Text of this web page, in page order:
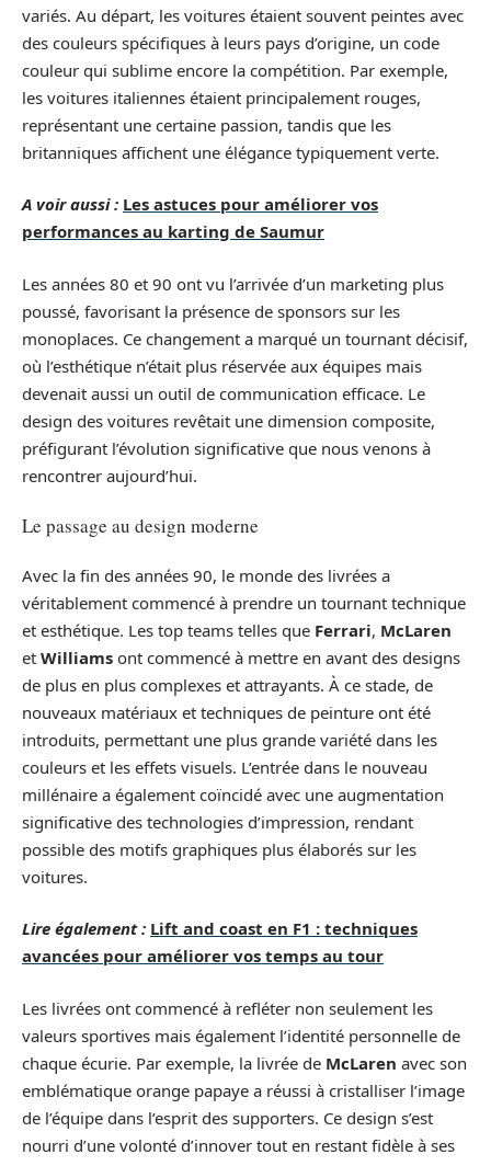
variés. Au départ, les voitures étaient souvent peintes avec
des couleurs spécifiques à leurs pays d’origine, un code
couleur qui sublime encore la compétition. Par exemple,
les voitures italiennes étaient principalement rouges,
représentant une certaine passion, tandis que les
britanniques affichent une élégance typiquement verte.
A voir aussi : Les astuces pour améliorer vos
performances au karting de Saumur
Les années 80 et 90 ont vu l’arrivée d’un marketing plus
poussé, favorisant la présence de sponsors sur les
monoplaces. Ce changement a marqué un tournant décisif,
où l’esthétique n’était plus réservée aux équipes mais
devenait aussi un outil de communication efficace. Le
design des voitures revêtait une dimension composite,
préfigurant l’évolution significative que nous venons à
rencontrer aujourd’hui.
Le passage au design moderne
Avec la fin des années 90, le monde des livrées a
véritablement commencé à prendre un tournant technique
et esthétique. Les top teams telles que Ferrari, McLaren
et Williams ont commencé à mettre en avant des designs
de plus en plus complexes et attrayants. À ce stade, de
nouveaux matériaux et techniques de peinture ont été
introduits, permettant une plus grande variété dans les
couleurs et les effets visuels. L’entrée dans le nouveau
millénaire a également coïncidé avec une augmentation
significative des technologies d’impression, rendant
possible des motifs graphiques plus élaborés sur les
voitures.
Lire également : Lift and coast en F1 : techniques
avancées pour améliorer vos temps au tour
Les livrées ont commencé à refléter non seulement les
valeurs sportives mais également l’identité personnelle de
chaque écurie. Par exemple, la livrée de McLaren avec son
emblématique orange papaye a réussi à cristalliser l’image
de l’équipe dans l’esprit des supporters. Ce design s’est
nourri d’une volonté d’innover tout en restant fidèle à ses